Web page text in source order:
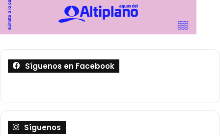
Síguenos en Facebook
Síguenos